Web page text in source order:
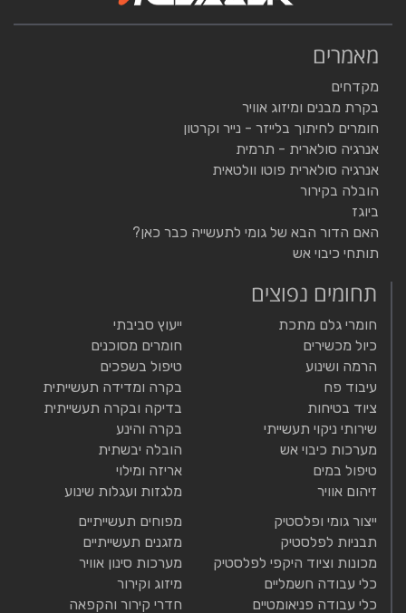
מאמרים
מקדחים
בקרת מבנים ומיזוג אוויר
חומרים לחיתוך בלייזר - נייר וקרטון
אנרגיה סולארית - תרמית
אנרגיה סולארית פוטו וולטאית
הובלה בקירור
ביוגז
האם הדור הבא של גומי לתעשייה כבר כאן?
תותחי כיבוי אש
תחומים נפוצים
חומרי גלם מתכת
כיול מכשירים
הרמה ושינוע
עיבוד פח
ציוד בטיחות
שירותי ניקוי תעשייתי
מערכות כיבוי אש
טיפול במים
זיהום אוויר
ייעוץ סביבתי
חומרים מסוכנים
טיפול בשפכים
בקרה ומדידה תעשייתית
בדיקה ובקרה תעשייתית
בקרה והינע
הובלה יבשתית
אריזה ומילוי
מלגזות ועגלות שינוע
ייצור גומי ופלסטיק
תבניות לפלסטיק
מכונות וציוד היקפי לפלסטיק
כלי עבודה חשמליים
כלי עבודה פניאומטיים
מפוחים תעשייתיים
מזגנים תעשייתיים
מערכות סינון אוויר
מיזוג וקירור
חדרי קירור והקפאה